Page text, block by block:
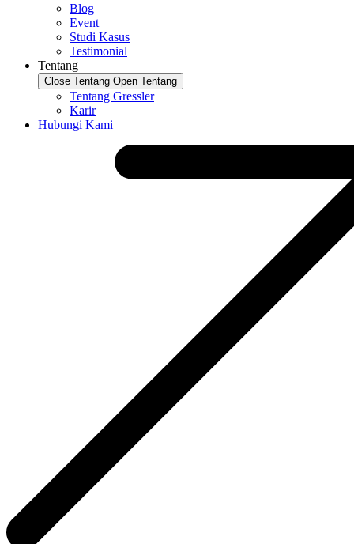
Blog
Event
Studi Kasus
Testimonial
Tentang
Close Tentang Open Tentang
Tentang Gressler
Karir
Hubungi Kami